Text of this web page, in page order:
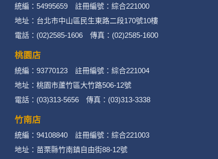
隱私權保護政策。
二、個資蒐集處理利用
2. 蒐集目的：提供本公司相關服務、行銷、客戶
管理、會員管理及其他與第三人合作之行銷推廣
活動。
3. 個人資料類別：
統編：54995659 註冊編號：綜合221000
地址：台北市中山區民生東路二段170號10樓
電話：(02)2585-1606 傳真：(02)2585-1600
桃園店
統編：93770123 註冊編號：綜合221004
地址：桃園市蘆竹區大竹路506-12號
電話：(03)313-5656 傳真：(03)313-3338
竹南店
統編：94108840 註冊編號：綜合221003
地址：苗栗縣竹南鎮自由街88-12號